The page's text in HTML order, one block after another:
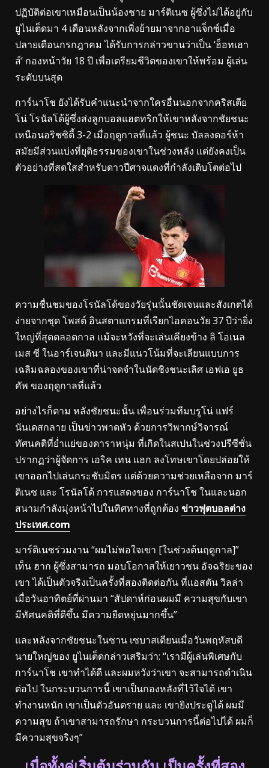
ปฏิบัติต่อเขาเหมือนเป็นน้องชาย มาร์ติเนซ ผู้ซึ่งไม่ได้อยู่กับ
ยูไนเต็ดมา 4 เดือนหลังจากเพิ่งย้ายมาจากอาแจ็กซ์เมื่อ
ปลายเดือนกรกฎาคม ได้รับการกล่าวขานว่าเป็น ‘ฮ็อทเฮา
ส์’ กองหน้าวัย 18 ปี เพื่อเตรียมชีวิตของเขาให้พร้อม ผู้เล่น
ระดับบนสุด
การ์นาโช ยังได้รับคำแนะนำจากใครอื่นนอกจากคริสเตีย
โน่ โรนัลโด้ผู้ซึ่งส่งลูกบอลแฮตทริกให้เขาหลังจากชัยชนะ
เหนือนอริชซิตี้ 3-2 เมื่อฤดูกาลที่แล้ว ผู้ชนะ บัลลงดอร์ห้า
สมัยมีส่วนแบ่งที่ยุติธรรมของเขาในช่วงหลัง แต่ยังคงเป็น
ตัวอย่างที่สดใสสำหรับดาวปีศาจแดงที่กำลังเติบโตต่อไป
ความชื่นชมของโรนัลโด้ของวัยรุ่นนั้นชัดเจนและสังเกตได้
ง่ายจากชุด โพสต์ อินสตาแกรมที่เรียกไอคอนวัย 37 ปีว่ายิ่ง
ใหญ่ที่สุดตลอดกาล แม้จะหวังที่จะเล่นเคียงข้าง ลิ โอเนล
เมส ซี ในอาร์เจนตินา และมีแนวโน้มที่จะเลียนแบบการ
เฉลิมฉลองของเขาที่น่าจดจำในนัดชิงชนะเลิศ เอฟเอ ยูธ
คัพ ของฤดูกาลที่แล้ว
อย่างไรก็ตาม หลังชัยชนะนั้น เพื่อนร่วมทีมบรูโน่ แฟร์
นันเดสกลาย เป็นข่าวพาดหัว ด้วยการวิพากษ์วิจารณ์
ทัศนคติที่ย่ำแย่ของดาราหนุ่ม ที่เกิดในสเปนในช่วงปรีซีซั่น
ปรากฏว่าผู้จัดการ เอริค เทน แฮก ลงโทษเขาโดยปล่อยให้
เขาออกไปเล่นกระชับมิตร แต่ด้วยความช่วยเหลือจาก มาร์
ติเนซ และ โรนัลโด้ การแสดงของ การ์นาโช ในและนอก
สนามกำลังมุ่งหน้าไปในทิศทางที่ถูกต้อง ข่าวฟุตบอลต่าง
ประเทศ.com
มาร์ติเนซร่วมงาน “ผมไม่พอใจเขา [ในช่วงต้นฤดูกาล]”
เท็น ฮาก ผู้ซึ่งสามารถ มอบโอกาสให้เยาวชน อัจฉริยะของ
เขา ได้เป็นตัวจริงเป็นครั้งที่สองติดต่อกัน ที่แอสตัน วิลล่า
เมื่อวันอาทิตย์ที่ผ่านมา “สัปดาห์ก่อนผมมี ความสุขกับเขา
มีทัศนคติที่ดีขึ้น มีความยืดหยุ่นมากขึ้น”
และหลังจากชัยชนะในซาน เซบาสเตียนเมื่อวันพฤหัสบดี
นายใหญ่ของ ยูไนเต็ดกล่าวเสริมว่า: “เรามีผู้เล่นพิเศษกับ
การ์นาโช เขาทำได้ดี และผมหวังว่าเขา จะสามารถดำเนิน
ต่อไป ในกระบวนการนี้ เขาเป็นกองหลังที่ไว้ใจได้ เขา
ทำงานหนัก เขาเป็นตัวอันตราย และ เขายิงประตูได้ ผมมี
ความสุข ถ้าเขาสามารถรักษา กระบวนการนี้ต่อไปได้ ผมก็
มีความสุขจริงๆ”